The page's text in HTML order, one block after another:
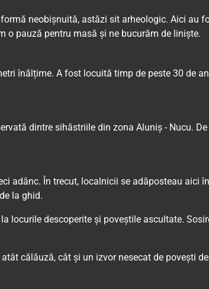
neobișnuită, astăzi sit arheologic. Aici au
o pauză pentru masă și ne bucurăm de liniște.
înălțime. A fost locuită timp de peste 30 de
dintre sihăstriile din zona Aluniș - Nucu.
adânc. În trecut, localnicii se adăposteau aici
la ghid.
locurile descoperite și poveștile ascultate.
atât călăuză, cât și un izvor nesecat de povești